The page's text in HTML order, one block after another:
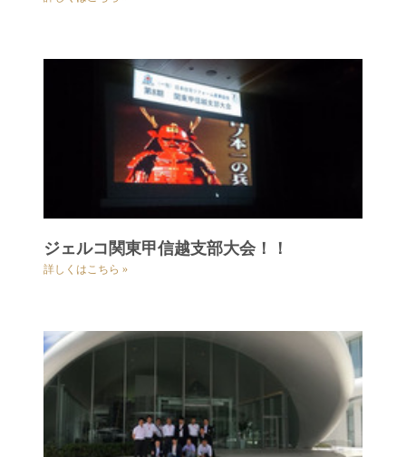
ジェルコ関東甲信越支部大会！！
詳しくはこちら »